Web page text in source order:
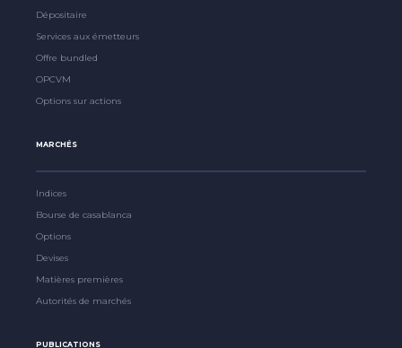
Dépositaire
Services aux émetteurs
Offre bundled
OPCVM
Options sur actions
MARCHÉS
Indices
Bourse de casablanca
Options
Devises
Matières premières
Autorités de marchés
PUBLICATIONS